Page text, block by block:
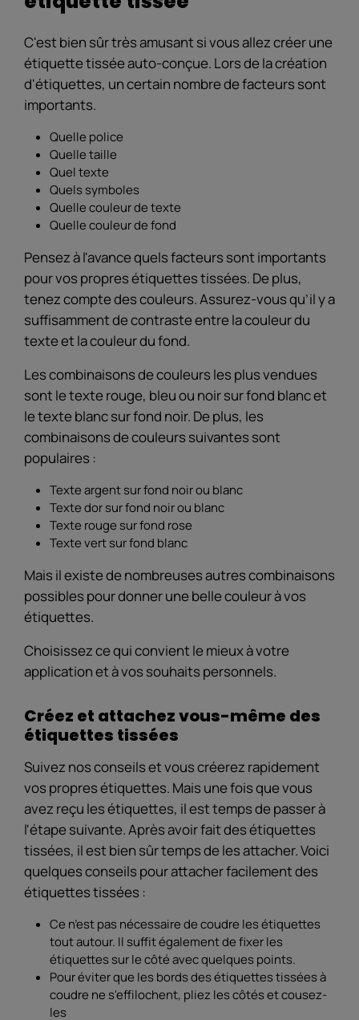
C'est bien sûr très amusant si vous allez créer une
étiquette tissée auto-conçue. Lors de la création
d'étiquettes, un certain nombre de facteurs sont
importants.
Quelle police
Quelle taille
Quel texte
Quels symboles
Quelle couleur de texte
Quelle couleur de fond
Pensez à l'avance quels facteurs sont importants
pour vos propres étiquettes tissées. De plus,
tenez compte des couleurs. Assurez-vous qu’il y a
suffisamment de contraste entre la couleur du
texte et la couleur du fond.
Les combinaisons de couleurs les plus vendues
sont le texte rouge, bleu ou noir sur fond blanc et
le texte blanc sur fond noir. De plus, les
combinaisons de couleurs suivantes sont
populaires :
Texte argent sur fond noir ou blanc
Texte dor sur fond noir ou blanc
Texte rouge sur fond rose
Texte vert sur fond blanc
Mais il existe de nombreuses autres combinaisons
possibles pour donner une belle couleur à vos
étiquettes.
Choisissez ce qui convient le mieux à votre
application et à vos souhaits personnels.
Créez et attachez vous-même des
étiquettes tissées
Suivez nos conseils et vous créerez rapidement
vos propres étiquettes. Mais une fois que vous
avez reçu les étiquettes, il est temps de passer à
l'étape suivante. Après avoir fait des étiquettes
tissées, il est bien sûr temps de les attacher. Voici
quelques conseils pour attacher facilement des
étiquettes tissées :
Ce n’est pas nécessaire de coudre les étiquettes
tout autour. Il suffit également de fixer les
étiquettes sur le côté avec quelques points.
Pour éviter que les bords des étiquettes tissées à
coudre ne s'effilochent, pliez les côtés et cousez-
les